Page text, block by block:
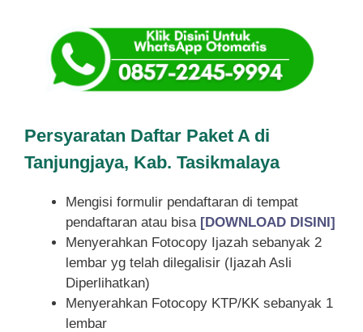
Persyaratan Daftar Paket A di
Tanjungjaya, Kab. Tasikmalaya
Mengisi formulir pendaftaran di tempat
pendaftaran atau bisa [DOWNLOAD DISINI]
Menyerahkan Fotocopy Ijazah sebanyak 2
lembar yg telah dilegalisir (Ijazah Asli
Diperlihatkan)
Menyerahkan Fotocopy KTP/KK sebanyak 1
lembar